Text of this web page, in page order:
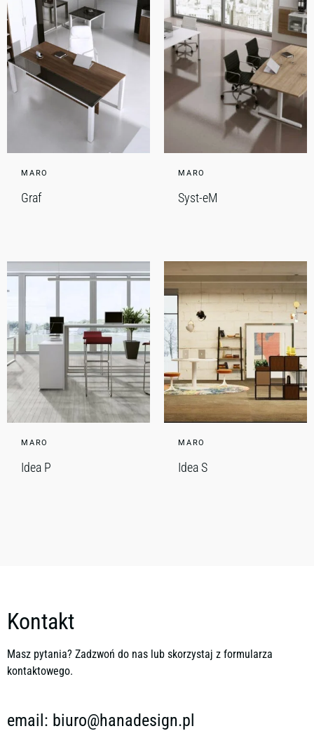
MARO
Graf
MARO
Syst-eM
MARO
Idea P
MARO
Idea S
Kontakt
Masz pytania? Zadzwoń do nas lub skorzystaj z formularza
kontaktowego.
email: biuro@hanadesign.pl